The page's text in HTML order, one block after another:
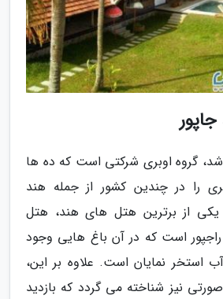
افتتاح شد، گروه اوبری شرکتی است که ده ها
را در چندین کشور از جمله هند
از برترین هتل های هند، هتل
راجپور است که در آن باغ هایی وجود
استخر نمایان است. علاوه بر این،
نیز شناخته می گردد که بازدید